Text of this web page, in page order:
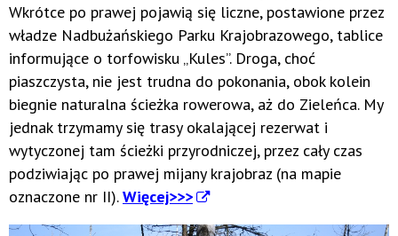
Wkrótce po prawej pojawią się liczne, postawione przez
władze Nadbużańskiego Parku Krajobrazowego, tablice
informujące o torfowisku „Kules”. Droga, choć
piaszczysta, nie jest trudna do pokonania, obok kolein
biegnie naturalna ścieżka rowerowa, aż do Zieleńca. My
jednak trzymamy się trasy okalającej rezerwat i
wytyczonej tam ścieżki przyrodniczej, przez cały czas
podziwiając po prawej mijany krajobraz (na mapie
oznaczone nr II).Więcej>>>